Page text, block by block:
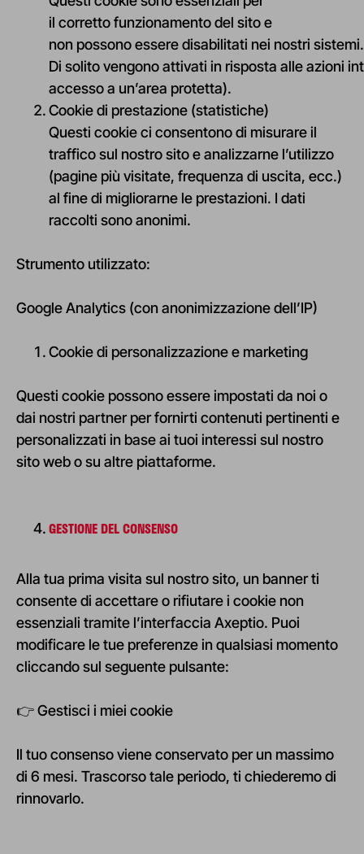
il corretto funzionamento del sito e
non possono essere disabilitati nei nostri sistemi.
Di solito vengono attivati in risposta alle azioni
accesso a un’area protetta).
Cookie di prestazione (statistiche)
Questi cookie ci consentono di misurare il
traffico sul nostro sito e analizzarne l’utilizzo
(pagine più visitate, frequenza di uscita, ecc.)
al fine di migliorarne le prestazioni. I dati
raccolti sono anonimi.
Strumento utilizzato:
Google Analytics (con anonimizzazione dell’IP)
Cookie di personalizzazione e marketing
Questi cookie possono essere impostati da noi o
dai nostri partner per fornirti contenuti pertinenti e
personalizzati in base ai tuoi interessi sul nostro
sito web o su altre piattaforme.
GESTIONE DEL CONSENSO
Alla tua prima visita sul nostro sito, un banner ti
consente di accettare o rifiutare i cookie non
essenziali tramite l’interfaccia Axeptio. Puoi
modificare le tue preferenze in qualsiasi momento
cliccando sul seguente pulsante:
👉Gestisci i miei cookie
Il tuo consenso viene conservato per un massimo
di 6 mesi. Trascorso tale periodo, ti chiederemo di
rinnovarlo.